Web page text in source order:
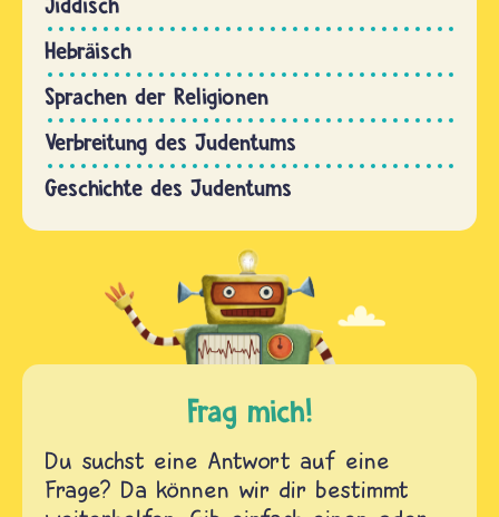
Hebräisch
Sprachen der Religionen
Verbreitung des Judentums
Geschichte des Judentums
Frag mich!
Du suchst eine Antwort auf eine
Frage? Da können wir dir bestimmt